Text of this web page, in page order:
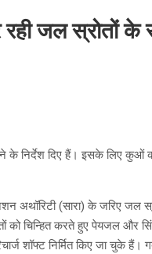
जल स्रोतों के
के निर्देश दिए हैं। इसके लिए कुओं
अथॉरिटी (सारा) के जरिए जल
करते हुए पेयजल और
शॉफ्ट निर्मित किए जा